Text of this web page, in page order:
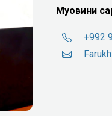
Муовини
+992